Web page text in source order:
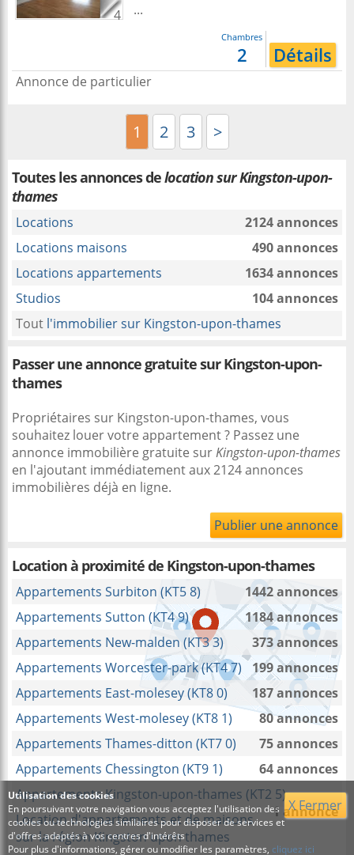
4
...
Chambres
2 Détails
Annonce de particulier
1 2 3 >
Toutes les annonces delocation sur Kingston-upon-
thames
Locations
2124 annonces
Locations maisons
490 annonces
Locations appartements
1634 annonces
Studios
104 annonces
Tout l'immobilier sur Kingston-upon-thames
Passer une annonce gratuite sur Kingston-upon-
thames
Propriétaires sur Kingston-upon-thames, vous
souhaitez louer votre appartement ? Passez une
annonce immobilière gratuite surKingston-upon-thames
en l'ajoutant immédiatement aux 2124 annonces
immobilières déjà en ligne.
Publier une annonce
Location à proximitéde Kingston-upon-thames
Appartements Surbiton (KT5 8)
1442 annonces
Appartements Sutton (KT4 9)
1184 annonces
Appartements New-malden (KT3 3)
373 annonces
Appartements Worcester-park (KT4 7)
199 annonces
Appartements East-molesey (KT8 0)
187 annonces
Appartements West-molesey (KT8 1)
80 annonces
Appartements Thames-ditton (KT7 0)
75 annonces
Appartements Chessington (KT9 1)
64 annonces
Appartements Kingston-upon-thames (KT2 5)
1 annonce
Location d'appartements et de maisons
sur la région Kingston upon thames
X Fermer
Utilisation des cookies
En poursuivant votre navigation vous acceptez l'utilisation des
cookies ou technologies similaires pour disposer de services et
d'offres adaptés à vos centres d'intérêts
Pour plus d'informations, gérer ou modifier les paramètres, cliquez ici